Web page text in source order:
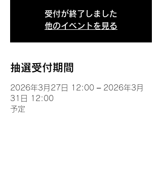
受付が終了しました
他のイベントを見る
抽選受付期間
2026年3月27日 12:00 – 2026年3月
31日 12:00
予定